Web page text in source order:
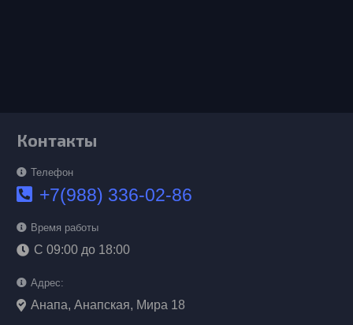
Контакты
Телефон
+7(988) 336-02-86
Время работы
С 09:00 до 18:00
Адрес:
Анапа, Анапская, Мира 18